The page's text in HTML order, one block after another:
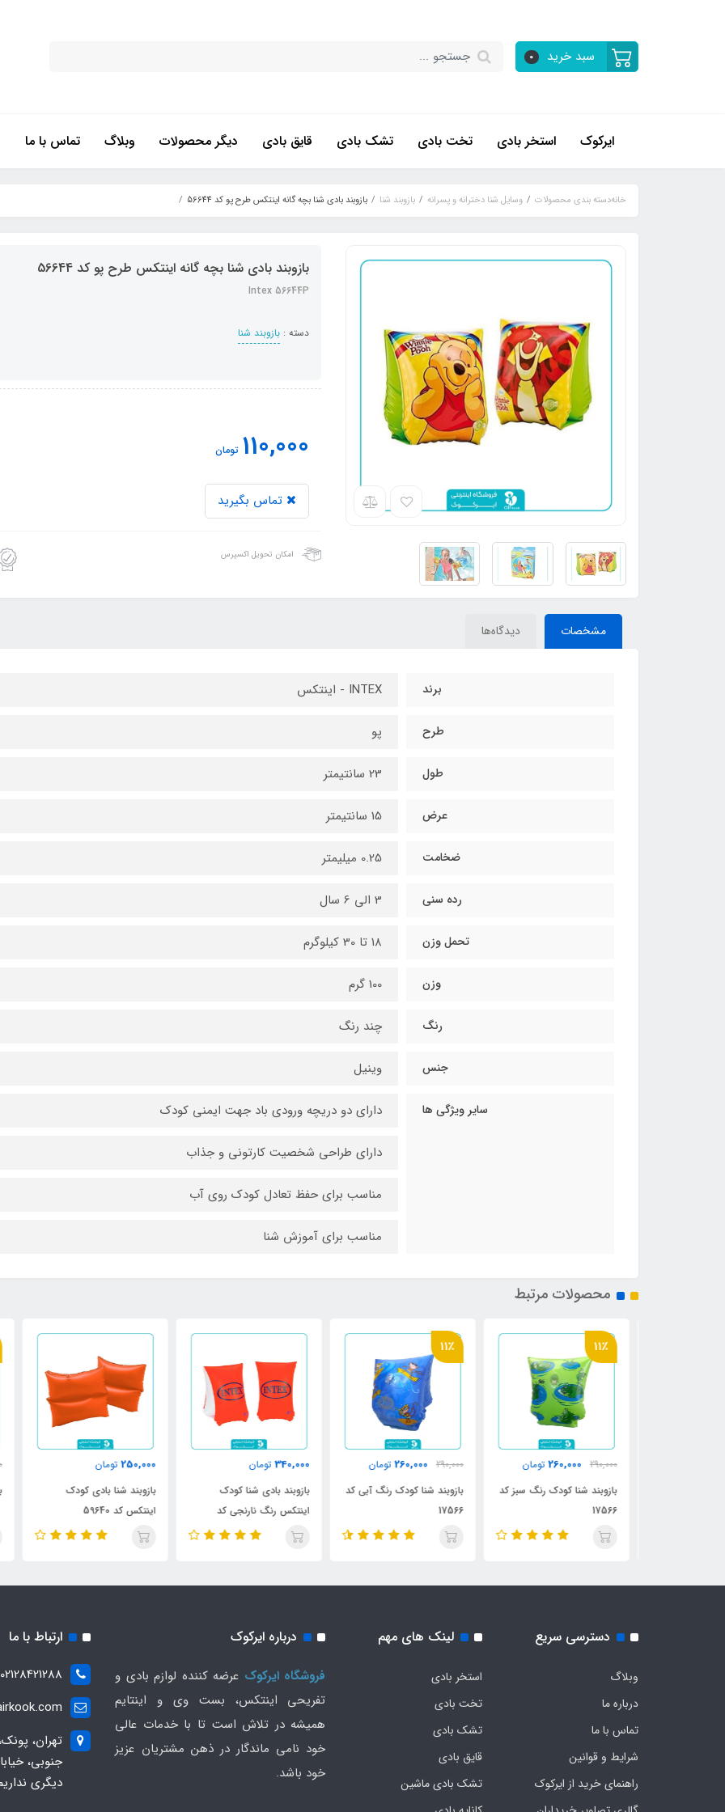
سبد خرید 0
ایرکوک استخر بادی تخت بادی تشک بادی قایق بادی دیگر محصولات وبلاگ تماس با ما
خانهدسته بندی محصولات وسایل شنا دخترانه و پسرانه بازوبند شنا بازوبند بادی شنا بچه گانه اینتکس طرح پو کد 56644
بازوبند بادی شنا بچه گانه اینتکس طرح پو کد 56644
Intex 56644P
دسته : بازوبند شنا
110,000 تومان
تماس بگیرید
امکان تحویل اکسپرس
مشخصات دیدگاه‌ها
برند INTEX - اینتکس
طرح پو
طول 23 سانتیمتر
عرض 15 سانتیمتر
ضخامت 0.25 میلیمتر
رده سنی 3 الی 6 سال
تحمل وزن 18 تا 30 کیلوگرم
وزن 100 گرم
رنگ چند رنگ
جنس وینیل
سایر ویژگی ها دارای دو دریچه ورودی باد جهت ایمنی کودک
دارای طراحی شخصیت کارتونی و جذاب
مناسب برای حفظ تعادل کودک روی آب
مناسب برای آموزش شنا
محصولات مرتبط
11٪
290,000
260,000 تومان
بازوبند شنا کودک رنگ سبز کد
17566
11٪
290,000
260,000 تومان
بازوبند شنا کودک رنگ آبی کد
17566
340,000 تومان
بازوبند بادی شنا کودک
اینتکس رنگ نارنجی کد
58641
250,000 تومان
بازوبند شنا بادی کودک
اینتکس کد 59640
دسترسی سریع
وبلاگ
درباره ما
تماس با ما
شرایط و قوانین
راهنمای خرید از ایرکوک
لینک های مهم
استخر بادی
تخت بادی
تشک بادی
قایق بادی
تشک بادی ماشین
درباره ایرکوک
فروشگاه ایرکوک عرضه کننده لوازم بادی و
تفریحی اینتکس، بست وی و اینتایم
همیشه در تلاش است تا با خدمات عالی
خود نامی ماندگار در ذهن مشتریان عزیز
خود باشد.
ارتباط با ما
02128421288
تهران،
دیگری